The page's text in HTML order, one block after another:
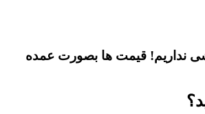
نداریم! قیمت ها بصورت عمده